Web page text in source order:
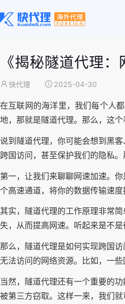
《揭秘隧道代理
快代理 2025-04-30
在互联网的海洋里，我们每个人
地，那就是隧道代理。那么，这
说到隧道代理，你可能会想到黑
跨国访问，甚至保护我们的隐私
第一，让我们来聊聊网速加速。
个高速通道，将你的数据传输速
其实，隧道代理的工作原理非常
失，从而提高网速。听起来是不
那么，隧道代理是如何实现跨国
无法访问的网络资源。比如，一
当然，隧道代理还有一个重要的
被第三方窃取。这样一来，我们